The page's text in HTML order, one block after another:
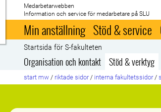
Till startsida
Medarbetarwebben
Information och service för medarbetare på SLU
Min anställning Stöd & service
Startsida för S-fakulteten
Organisation och kontakt Stöd & verktyg
start mw / riktade sidor / interna fakultetssidor /